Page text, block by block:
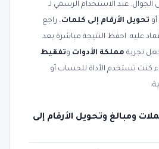
عند الاستخدام الرسمي لـ
أو تحويل الأرقام إلى كلمات، راجع
عليه. احفظ النتيجة مباشرة بعد
تجربة مملكة الأدوات وتفقيط
كنت تستخدم الأداة للحساب أو
ومبالغ وتحويل الأرقام إلى